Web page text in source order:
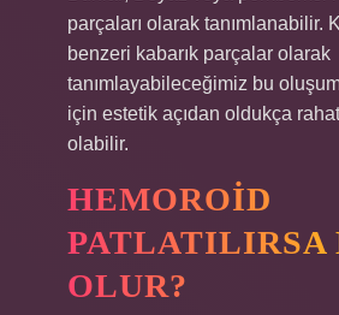
parçaları olarak tanımlanabilir.
benzeri kabarık parçalar olarak
tanımlayabileceğimiz bu
için estetik açıdan oldukça
olabilir.
HEMOROID
PATLATILIRSA
OLUR?